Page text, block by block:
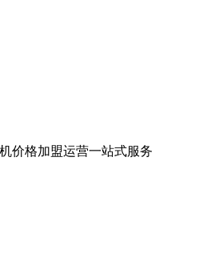
价格加盟运营一站式服务